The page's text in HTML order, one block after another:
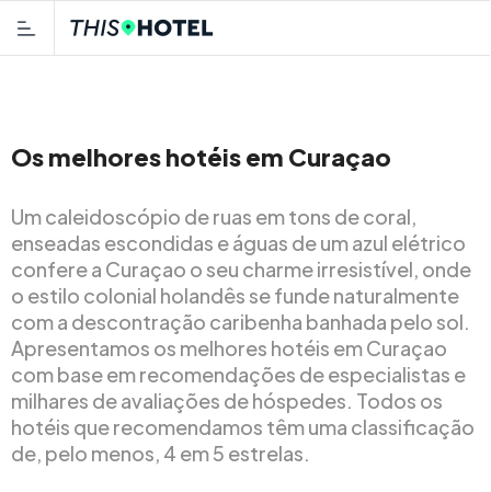
Os melhores hotéis em Curaçao
Um caleidoscópio de ruas em tons de coral,
enseadas escondidas e águas de um azul elétrico
confere a Curaçao o seu charme irresistível, onde
o estilo colonial holandês se funde naturalmente
com a descontração caribenha banhada pelo sol.
Apresentamos os melhores hotéis em Curaçao
com base em recomendações de especialistas e
milhares de avaliações de hóspedes. Todos os
hotéis que recomendamos têm uma classificação
de, pelo menos, 4 em 5 estrelas.